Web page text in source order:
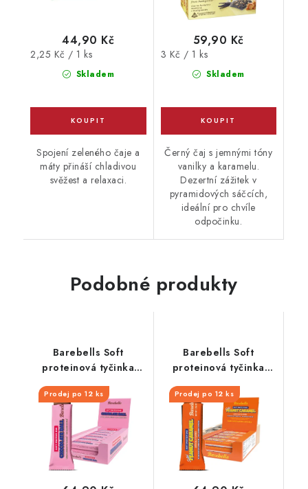
Skladem
44,90 Kč
Měrná
2,25 Kč / 1 ks
Spojení zeleného čaje a
máty přináší chladivou
svěžest a relaxaci.
Skladem
59,90 Kč
Měrná
3 Kč / 1 ks
Černý čaj s jemnými tóny
vanilky a karamelu.
Dezertní zážitek v
pyramidových sáčcích,
ideální pro chvíle
odpočinku.
Podobné produkty
Barebells Soft
proteinová tyčinka
Prodej po 12 ks
Barebells Soft
proteinová tyčinka
Prodej po 12 ks